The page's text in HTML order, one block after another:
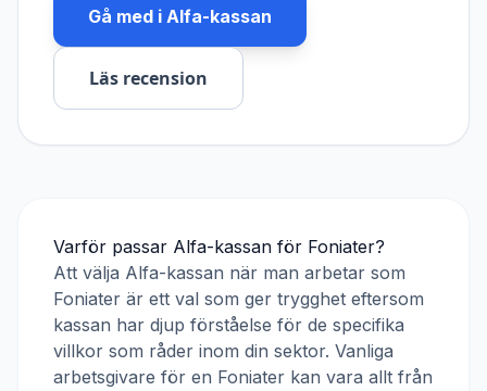
Gå med i Alfa-kassan
Läs recension
Varför passar Alfa-kassan för Foniater?
Att välja Alfa-kassan när man arbetar som
Foniater är ett val som ger trygghet eftersom
kassan har djup förståelse för de specifika
villkor som råder inom din sektor. Vanliga
arbetsgivare för en Foniater kan vara allt från